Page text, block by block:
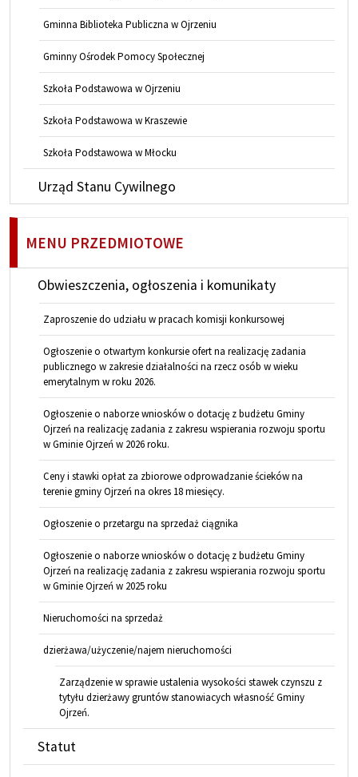
Gminna Biblioteka Publiczna w Ojrzeniu
Gminny Ośrodek Pomocy Społecznej
Szkoła Podstawowa w Ojrzeniu
Szkoła Podstawowa w Kraszewie
Szkoła Podstawowa w Młocku
Urząd Stanu Cywilnego
MENU PRZEDMIOTOWE
Obwieszczenia, ogłoszenia i komunikaty
Zaproszenie do udziału w pracach komisji konkursowej
Ogłoszenie o otwartym konkursie ofert na realizację zadania
publicznego w zakresie działalności na rzecz osób w wieku
emerytalnym w roku 2026.
Ogłoszenie o naborze wniosków o dotację z budżetu Gminy
Ojrzeń na realizację zadania z zakresu wspierania rozwoju sportu
w Gminie Ojrzeń w 2026 roku.
Ceny i stawki opłat za zbiorowe odprowadzanie ścieków na
terenie gminy Ojrzeń na okres 18 miesięcy.
Ogłoszenie o przetargu na sprzedaż ciągnika
Ogłoszenie o naborze wniosków o dotację z budżetu Gminy
Ojrzeń na realizację zadania z zakresu wspierania rozwoju sportu
w Gminie Ojrzeń w 2025 roku
Nieruchomości na sprzedaż
dzierżawa/użyczenie/najem nieruchomości
Zarządzenie w sprawie ustalenia wysokości stawek czynszu z
tytyłu dzierżawy gruntów stanowiacych własność Gminy
Ojrzeń.
Statut